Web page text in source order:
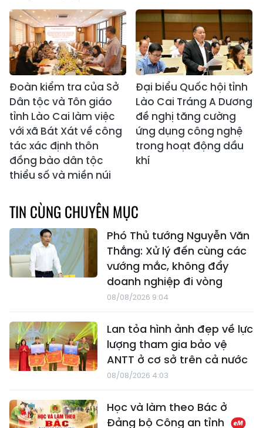
Đoàn kiểm tra của Sở
Dân tộc và Tôn giáo
tỉnh Lào Cai làm việc
với xã Bát Xát về công
tác xác định thôn
đồng bào dân tộc
thiểu số và miền núi
Đại biểu Quốc hội tỉnh
Lào Cai Tráng A Dương
đề nghị tăng cường
ứng dụng công nghệ
trong hoạt động dầu
khí
TIN CÙNG CHUYÊN MỤC
Phó Thủ tướng Nguyễn Văn
Thắng: Xử lý đến cùng các
vướng mắc, không đẩy
doanh nghiệp đi vòng
08/08/2026 9:04
Lan tỏa hình ảnh đẹp về lực
lượng tham gia bảo vệ
ANTT ở cơ sở trên cả nước
08/08/2026 4:03
Học và làm theo Bác ở
Đảng bộ Công an tỉnh